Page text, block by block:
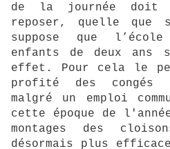
de la journée doit
reposer, quelle que
suppose que
enfants de deux ans
effet. Pour cela le
profité des congés
malgré un emploi
cette époque de
montages des
désormais plus